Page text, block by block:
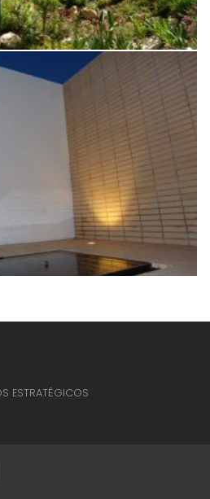
ESTRATÉGICOS